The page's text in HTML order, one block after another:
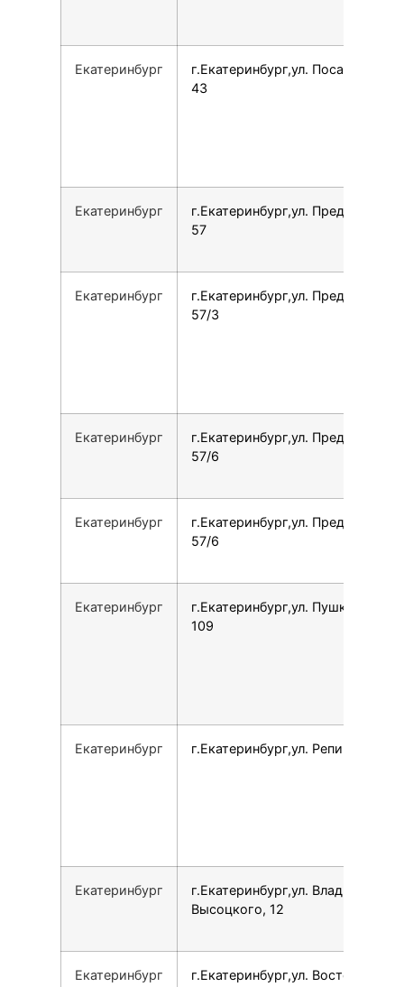
Екатеринбург
г.Екатеринбург,ул. Посадская,
43
Екатеринбург
г.Екатеринбург,ул. Предельная,
57
Екатеринбург
г.Екатеринбург,ул. Предельная,
57/3
Екатеринбург
г.Екатеринбург,ул. Предельная,
57/6
Екатеринбург
г.Екатеринбург,ул. Предельная,
57/6
Екатеринбург
г.Екатеринбург,ул. Пушкина, 7Л,
109
Екатеринбург г.Екатеринбург,ул. Репина, 93
Екатеринбург
г.Екатеринбург,ул. Владимира
Высоцкого, 12
Екатеринбург
г.Екатеринбург,ул. Восточная,